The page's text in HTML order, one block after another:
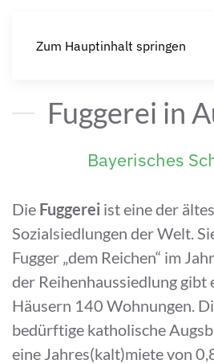
Zum Hauptinhalt springen
Fuggerei in
Bayerisches
Die Fuggerei ist eine der
Sozialsiedlungen der Welt.
Fugger „dem Reichen“ im
der Reihenhaussiedlung gibt
Häusern 140 Wohnungen.
bedürftige katholische
eine Jahres(kalt)miete von